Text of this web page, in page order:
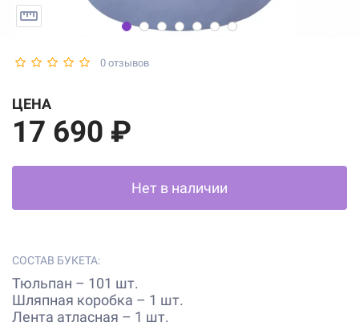
0 отзывов
ЦЕНА
17 690 ₽
Нет в наличии
СОСТАВ БУКЕТА:
Тюльпан – 101 шт.
Шляпная коробка – 1 шт.
Лента атласная – 1 шт.